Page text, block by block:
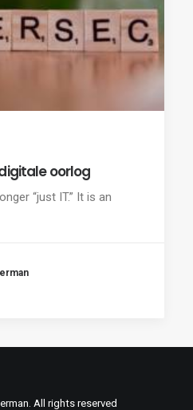
oorlog
“just IT.” It is an
All rights reserved